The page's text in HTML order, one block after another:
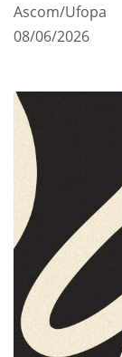
Ascom/Ufopa
08/06/2026